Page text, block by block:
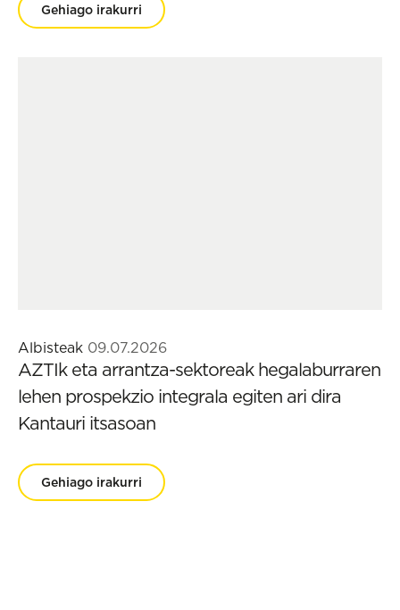
Gehiago irakurri
Albisteak 09.07.2026
AZTIk eta arrantza-sektoreak hegalaburraren
lehen prospekzio integrala egiten ari dira
Kantauri itsasoan
Gehiago irakurri